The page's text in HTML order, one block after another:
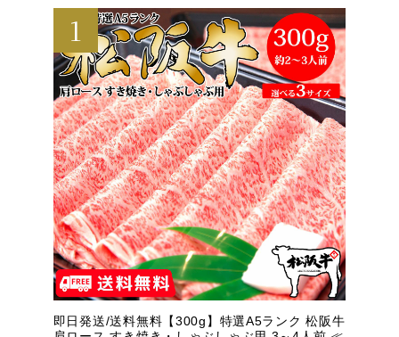
即日発送/送料無料【300g】特選A5ランク 松阪牛